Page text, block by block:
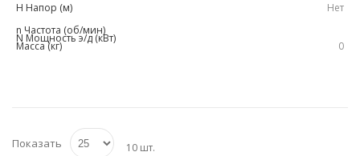
Нет
0
Показать 10 шт.